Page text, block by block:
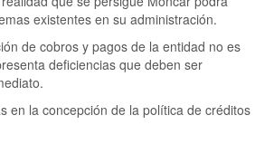
existentes en su administración.
de cobros y pagos de la entidad no es
deficiencias que deben ser
en la concepción de la política de créditos